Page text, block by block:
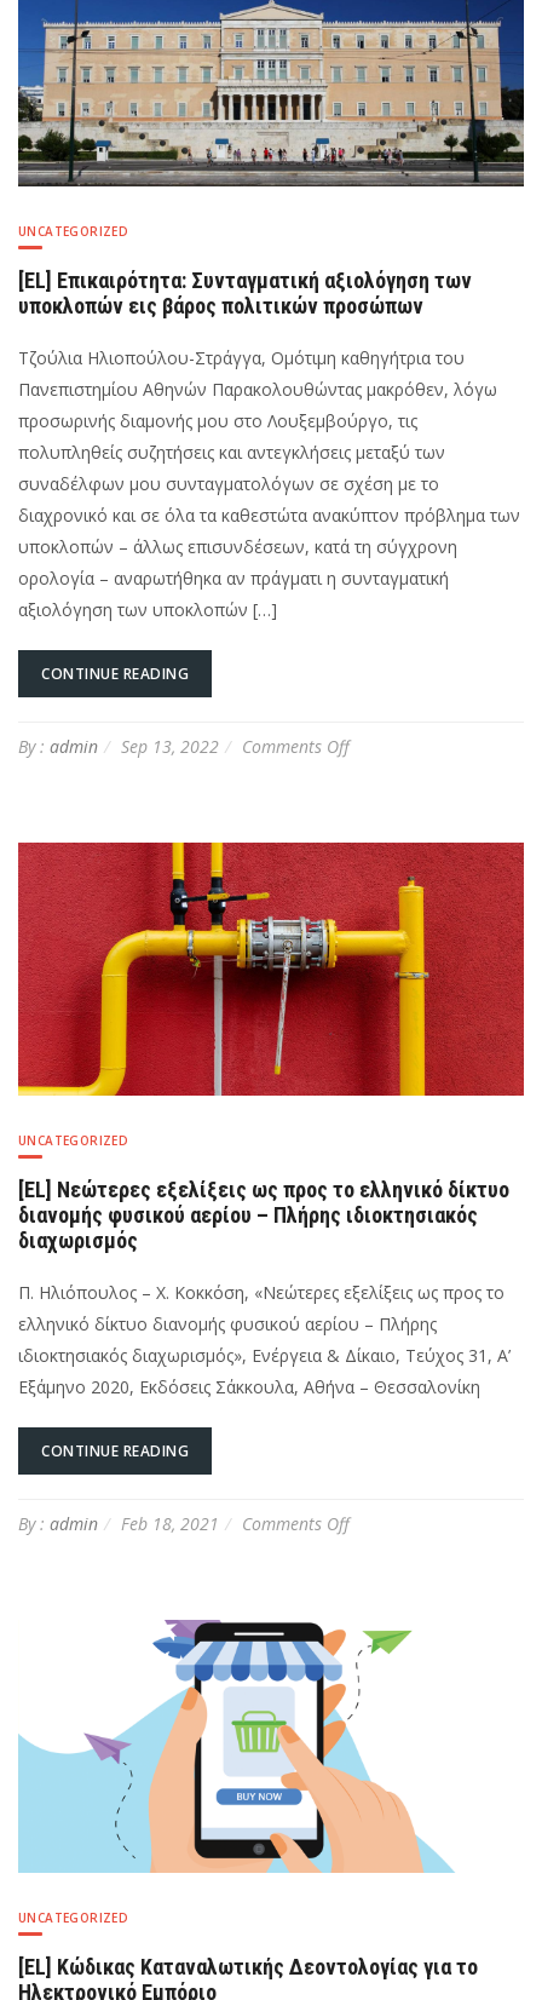
δίκης
ενώπιον
του
Δικαστηρίου
της
Ευρωπαϊκής
Ενώσεως
ως
UNCATEGORIZED
[EL] Επικαιρότητα: Συνταγματική αξιολόγηση των
υποκλοπών εις βάρος πολιτικών προσώπων
Τζούλια Ηλιοπούλου-Στράγγα, Ομότιμη καθηγήτρια του
Πανεπιστημίου Αθηνών Παρακολουθώντας μακρόθεν, λόγω
προσωρινής διαμονής μου στο Λουξεμβούργο, τις
πολυπληθείς συζητήσεις και αντεγκλήσεις μεταξύ των
συναδέλφων μου συνταγματολόγων σε σχέση με το
διαχρονικό και σε όλα τα καθεστώτα ανακύπτον πρόβλημα των
υποκλοπών – άλλως επισυνδέσεων, κατά τη σύγχρονη
ορολογία – αναρωτήθηκα αν πράγματι η συνταγματική
αξιολόγηση των υποκλοπών […]
CONTINUE READING
By : admin Sep 13, 2022 Comments Offon
αξιολόγηση
των
υποκλοπών
εις
βάρος
πολιτικών
προσώπων
UNCATEGORIZED
[EL] Νεώτερες εξελίξεις ως προς το ελληνικό δίκτυο
διανομής φυσικού αερίου – Πλήρης ιδιοκτησιακός
διαχωρισμός
Π. Ηλιόπουλος – Χ. Κοκκόση, «Νεώτερες εξελίξεις ως προς το
ελληνικό δίκτυο διανομής φυσικού αερίου – Πλήρης
ιδιοκτησιακός διαχωρισμός», Ενέργεια & Δίκαιο, Τεύχος 31, Α’
Εξάμηνο 2020, Εκδόσεις Σάκκουλα, Αθήνα – Θεσσαλονίκη
CONTINUE READING
By : admin Feb 18, 2021 Comments Offon
προς
το
ελληνικό
δίκτυο
διανομής
φυσικού
αερίου
–
Πλήρης
ιδιοκτησιακός
διαχωρισμός
UNCATEGORIZED
[EL] Κώδικας Καταναλωτικής Δεοντολογίας για το
Ηλεκτρονικό Εμπόριο